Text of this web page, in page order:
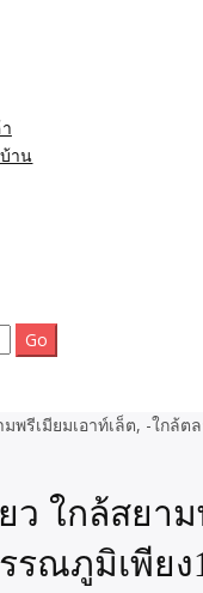
าน
ว ใกล้สยา
ณภูมิเพียง